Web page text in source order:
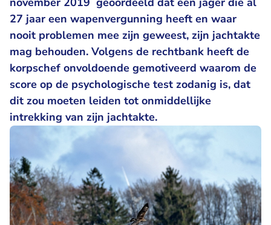
27 jaar een wapenvergunning heeft en waar
nooit problemen mee zijn geweest, zijn jachtakte
mag behouden. Volgens de rechtbank heeft de
korpschef onvoldoende gemotiveerd waarom de
score op de psychologische test zodanig is, dat
dit zou moeten leiden tot onmiddellijke
intrekking van zijn jachtakte.